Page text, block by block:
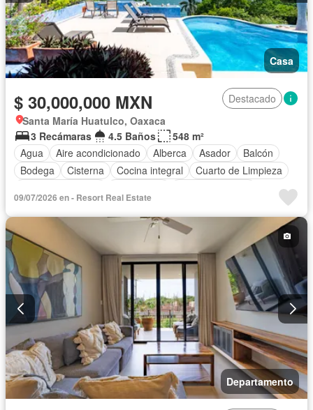
Casa
$ 30,000,000 MXN
Destacado
Santa María Huatulco, Oaxaca
3 Recámaras
4.5 Baños
548 m²
Agua
Aire acondicionado Alberca Asador
Balcón
Bodega
Cisterna Cocina integral
Cuarto de Limpieza
Internet
Jardín Recámara con closet
Vista panorámica
Wifi
Completamente amueblado
09/07/2026 en - Resort Real Estate
Departamento